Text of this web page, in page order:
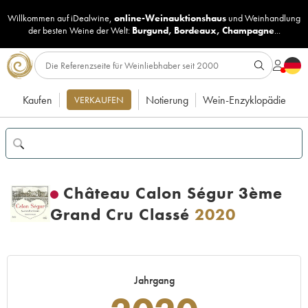
Willkommen auf iDealwine, online-Weinauktionshaus undWeinhandlung
der besten Weine der Welt: Burgund, Bordeaux, Champagne...
Kaufen VERKAUFEN Notierung Wein-Enzyklopädie
Château Calon Ségur 3ème
Grand Cru Classé 2020
Jahrgang